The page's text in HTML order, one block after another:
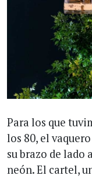
Para los que
los 80, el
su brazo de lado
neón. El cartel,